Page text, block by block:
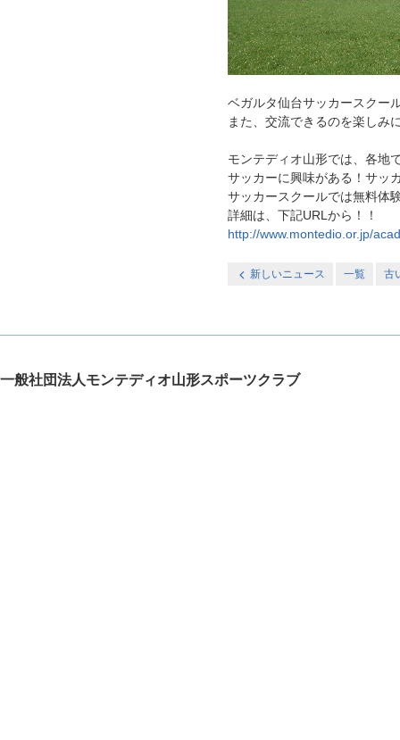
ベガルタ仙台サッカースクー
また、交流できるのを楽しみ
モンテディオ山形では、各地
サッカーに興味がある！サッ
サッカースクールでは無料体
詳細は、下記URLから！！
http://www.montedio.or.jp/
新しいニュース 一覧 古
一般社団法人モンテディオ山形スポーツクラブ